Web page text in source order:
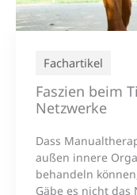
Fachartikel
Faszien beim
Netzwerke
Dass
außen innere
behandeln
Gäbe es nicht das